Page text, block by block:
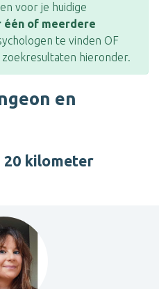
voor je huidige
of meerdere
te vinden OF
hieronder.
en
20 kilometer